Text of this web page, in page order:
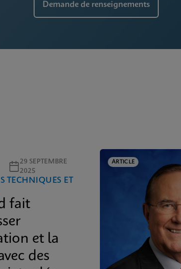
Demande de renseignements
29 SEPTEMBRE
2025
TECHNIQUES ET
fait
et la
des
ARTICLE